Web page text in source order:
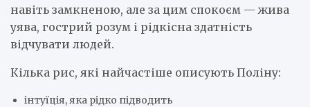
навіть замкненою, але за цим спокоєм — жива
уява, гострий розум і рідкісна здатність
відчувати людей.
Кілька рис, які найчастіше описують Поліну:
інтуїція, яка рідко підводить